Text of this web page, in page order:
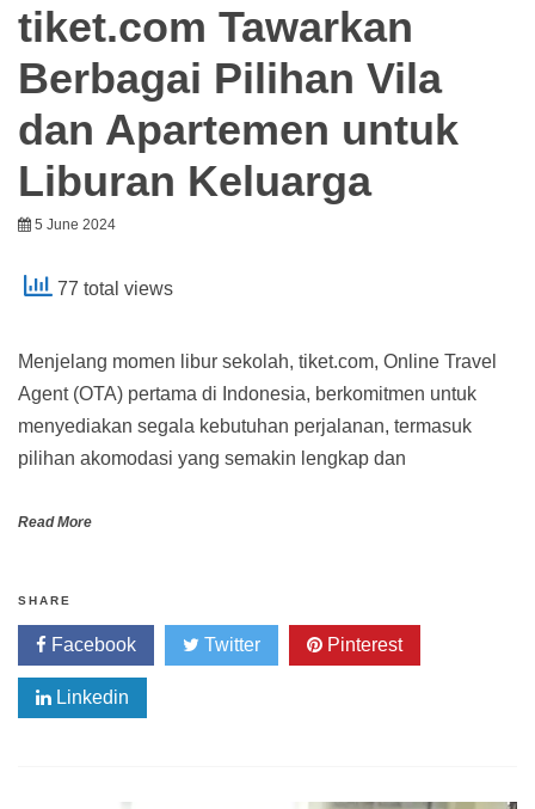
tiket.com Tawarkan
Berbagai Pilihan Vila
dan Apartemen untuk
Liburan Keluarga
5 June 2024
77 total views
Menjelang momen libur sekolah, tiket.com, Online Travel
Agent (OTA) pertama di Indonesia, berkomitmen untuk
menyediakan segala kebutuhan perjalanan, termasuk
pilihan akomodasi yang semakin lengkap dan
Read More
SHARE
Facebook Twitter Pinterest
Linkedin